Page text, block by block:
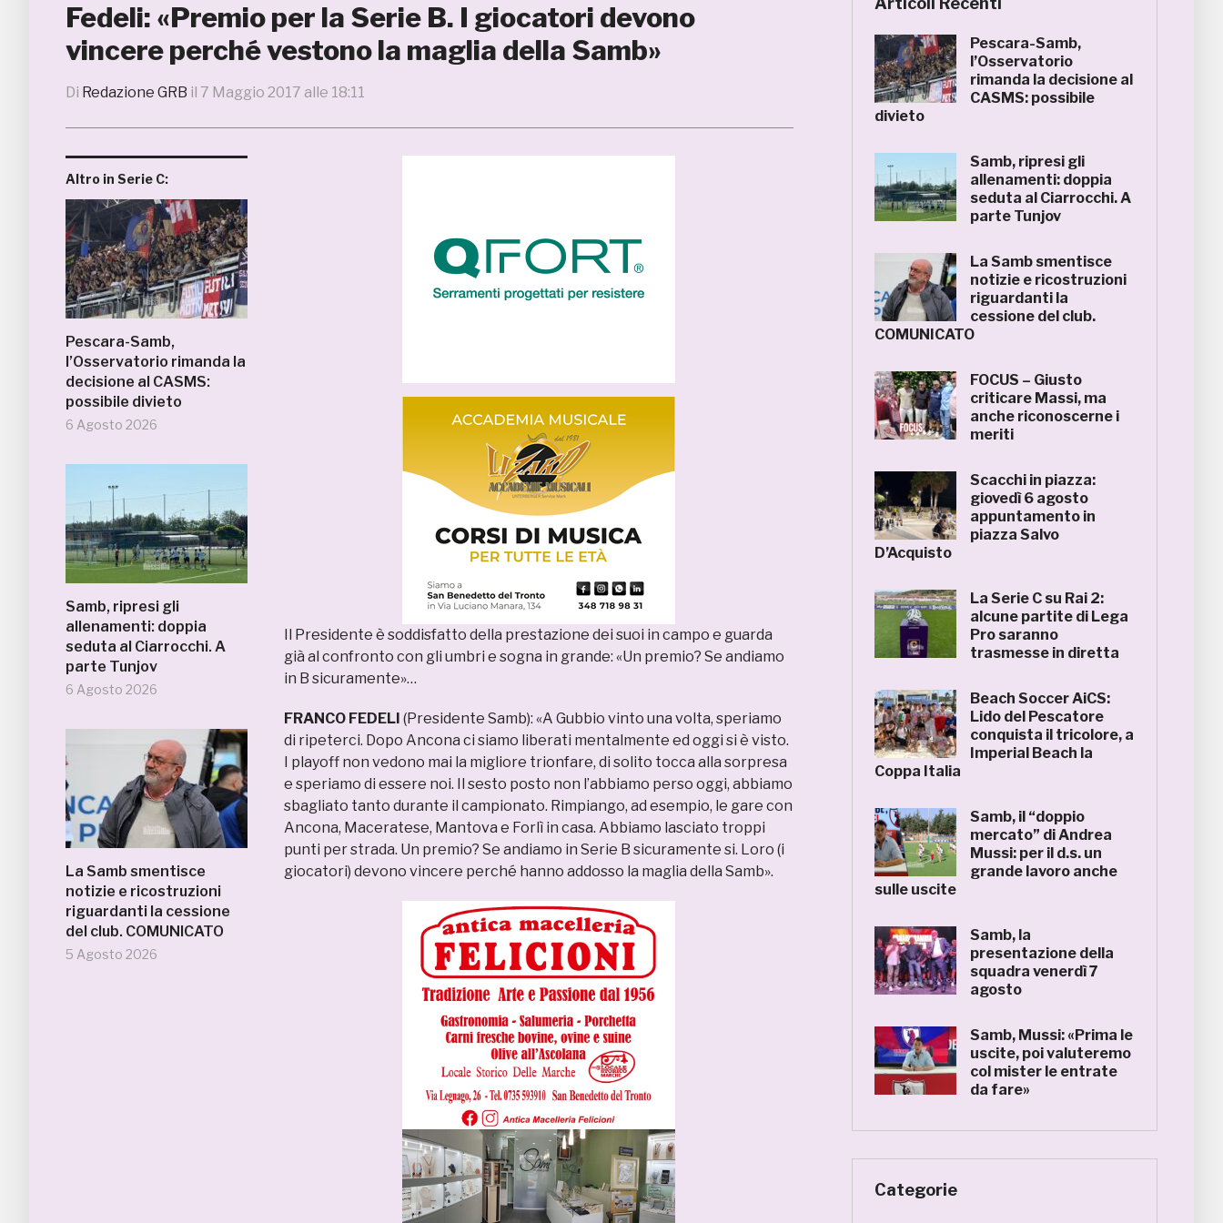
Fedeli: «Premio per la Serie B. I giocatori devono
vincere perché vestono la maglia della Samb»
Di Redazione GRB il 7 Maggio 2017 alle 18:11
Altro in Serie C:
Pescara-Samb,
l’Osservatorio rimanda la
decisione al CASMS:
possibile divieto
6 Agosto 2026
Samb, ripresi gli
allenamenti: doppia
seduta al Ciarrocchi. A
parte Tunjov
6 Agosto 2026
La Samb smentisce
notizie e ricostruzioni
riguardanti la cessione
del club. COMUNICATO
5 Agosto 2026
Il Presidente è soddisfatto della prestazione dei suoi in campo e guarda
già al confronto con gli umbri e sogna in grande: «Un premio? Se andiamo
in B sicuramente»…
FRANCO FEDELI (Presidente Samb): «A Gubbio vinto una volta, speriamo
di ripeterci. Dopo Ancona ci siamo liberati mentalmente ed oggi si è visto.
I playoff non vedono mai la migliore trionfare, di solito tocca alla sorpresa
e speriamo di essere noi. Il sesto posto non l’abbiamo perso oggi, abbiamo
sbagliato tanto durante il campionato. Rimpiango, ad esempio, le gare con
Ancona, Maceratese, Mantova e Forlì in casa. Abbiamo lasciato troppi
punti per strada. Un premio? Se andiamo in Serie B sicuramente si. Loro (i
giocatori) devono vincere perché hanno addosso la maglia della Samb».
Pescara-Samb,
l’Osservatorio
rimanda la decisione al
CASMS: possibile
divieto
Samb, ripresi gli
allenamenti: doppia
seduta al Ciarrocchi. A
parte Tunjov
La Samb smentisce
notizie e ricostruzioni
riguardanti la
cessione del club.
COMUNICATO
FOCUS – Giusto
criticare Massi, ma
anche riconoscerne i
meriti
Scacchi in piazza:
giovedì 6 agosto
appuntamento in
piazza Salvo
D’Acquisto
La Serie C su Rai 2:
alcune partite di Lega
Pro saranno
trasmesse in diretta
Beach Soccer AiCS:
Lido del Pescatore
conquista il tricolore, a
Imperial Beach la
Coppa Italia
Samb, il “doppio
mercato” di Andrea
Mussi: per il d.s. un
grande lavoro anche
sulle uscite
Samb, la
presentazione della
squadra venerdì 7
agosto
Samb, Mussi: «Prima le
uscite, poi valuteremo
col mister le entrate
da fare»
Categorie